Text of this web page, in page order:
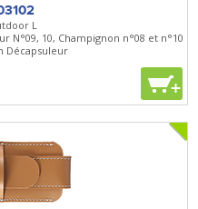
L
N°09, 10, Champignon n°08 et n°10
Décapsuleur
+